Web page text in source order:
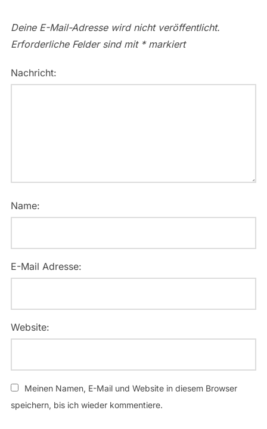
Deine E-Mail-Adresse wird nicht veröffentlicht.
Erforderliche Felder sind mit *markiert
Nachricht:
Name:
E-Mail Adresse:
Website:
Meinen Namen, E-Mail und Website in diesem Browser
speichern, bis ich wieder kommentiere.